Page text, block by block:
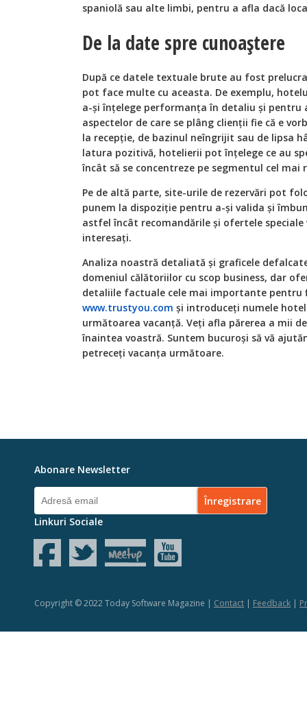
spaniolă sau alte limbi, pentru a afla dacă
De la date spre cunoaștere
După ce datele textuale brute au fost
pot face multe cu aceasta. De exemplu,
a-și înţelege performanţa în detaliu și pentru
aspectelor de care se plâng clienţii fie că e
la recepţie, de bazinul neîngrijit sau de lipsa
latura pozitivă, hotelierii pot înţelege ce au
încât să se concentreze pe segmentul cel mai
Pe de altă parte, site-urile de rezervări pot
punem la dispoziţie pentru a-și valida și
astfel încât recomandările și ofertele speciale
interesaţi.
Analiza noastră detaliată și graficele
domeniul călătoriilor cu scop business, dar
detaliile factuale cele mai importante pentru
www.trustyou.com și introduceţi numele
următoarea vacanţă. Veţi afla părerea a mii
înaintea voastră. Suntem bucuroși să vă
petreceţi vacanţa următoare.
Abonare Newsletter
Linkuri Sociale
Copyright © 2022 Today Software Magazine | Contact Feedback